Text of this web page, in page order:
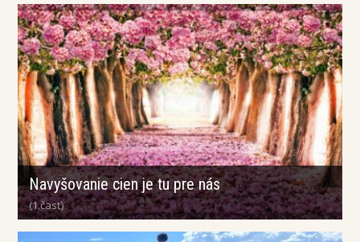
Navyšovanie cien je tu pre nás
(1.časť)